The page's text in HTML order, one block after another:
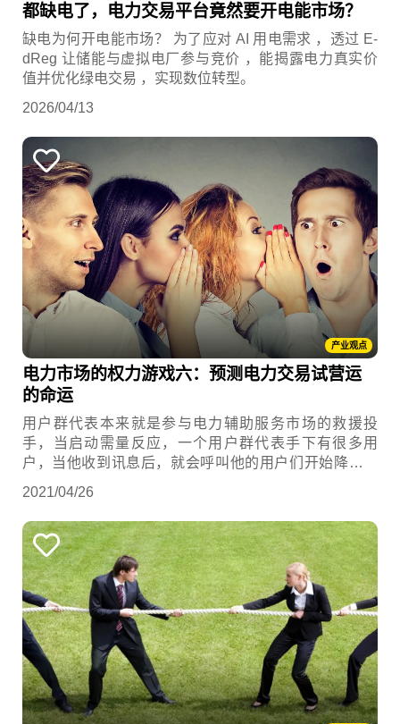
都缺电了，电力交易平台竟然要开电能市场？
缺电为何开电能市场？ 为了应对 AI 用电需求 ，透过 E-
dReg 让储能与虚拟电厂参与竞价 ，能揭露电力真实价
值并优化绿电交易 ，实现数位转型。
2026/04/13
产业观点
电力市场的权力游戏六：预测电力交易试营运
的命运
用户群代表本来就是参与电力辅助服务市场的救援投
手，当启动需量反应，一个用户群代表手下有很多用
户，当他收到讯息后，就会呼叫他的用户们开始降低用
红萝蔔短缺。除了靠著省电提供电力辅助服务之外，它
把这些用户的多个发电机组或储能系统聚集在一起，靠
著发电或放电也可以提供电力辅助服务。 这些一面用
电、一面也可以放电或卖电的用户，就称为能源市场的
生产消费者(Prosumer)。随著生产消费者越来越多，就
会彻底改变电力由上而下供应的业态...
2021/04/26